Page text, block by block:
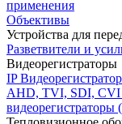
применения
Объективы
Устройства для
Разветвители и
Видеорегистраторы
IP
AHD, TVI, SDI,
видеорегистраторы